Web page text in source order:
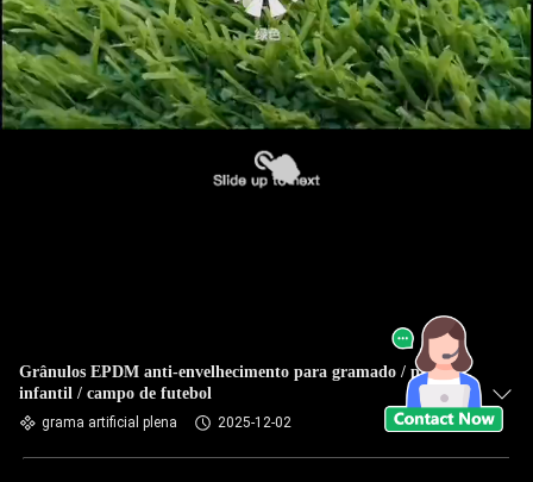
Grânulos EPDM anti-envelhecimento para gramado / parque
infantil / campo de futebol
grama artificial plena 2025-12-02